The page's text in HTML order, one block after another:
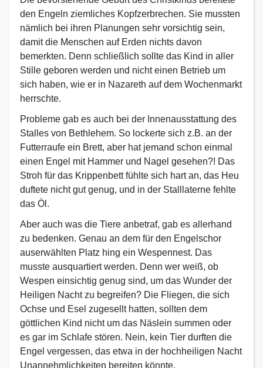
den Engeln ziemliches Kopfzerbrechen. Sie mussten
nämlich bei ihren Planungen sehr vorsichtig sein,
damit die Menschen auf Erden nichts davon
bemerkten. Denn schließlich sollte das Kind in aller
Stille geboren werden und nicht einen Betrieb um
sich haben, wie er in Nazareth auf dem Wochenmarkt
herrschte.
Probleme gab es auch bei der Innenausstattung des
Stalles von Bethlehem. So lockerte sich z.B. an der
Futterraufe ein Brett, aber hat jemand schon einmal
einen Engel mit Hammer und Nagel gesehen?! Das
Stroh für das Krippenbett fühlte sich hart an, das Heu
duftete nicht gut genug, und in der Stalllaterne fehlte
das Öl.
Aber auch was die Tiere anbetraf, gab es allerhand
zu bedenken. Genau an dem für den Engelschor
auserwählten Platz hing ein Wespennest. Das
musste ausquartiert werden. Denn wer weiß, ob
Wespen einsichtig genug sind, um das Wunder der
Heiligen Nacht zu begreifen? Die Fliegen, die sich
Ochse und Esel zugesellt hatten, sollten dem
göttlichen Kind nicht um das Näslein summen oder
es gar im Schlafe stören. Nein, kein Tier durften die
Engel vergessen, das etwa in der hochheiligen Nacht
Unannehmlichkeiten bereiten könnte.